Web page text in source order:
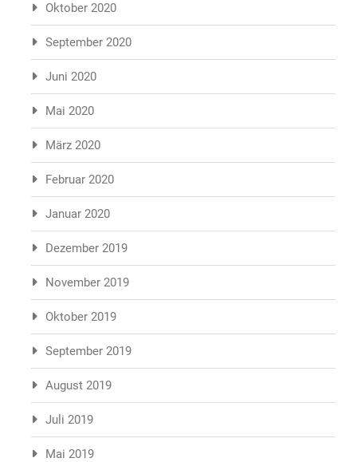
Oktober 2020
September 2020
Juni 2020
Mai 2020
März 2020
Februar 2020
Januar 2020
Dezember 2019
November 2019
Oktober 2019
September 2019
August 2019
Juli 2019
Mai 2019